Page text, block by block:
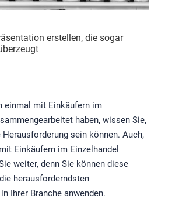
erstellen, die sogar
einmal mit Einkäufern im
haben, wissen Sie,
sein können. Auch,
Einkäufern im Einzelhandel
weiter, denn Sie können diese
herausforderndsten
Ihrer Branche anwenden.